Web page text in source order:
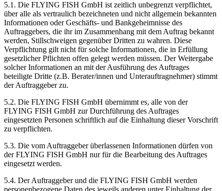
5.1. Die FLYING FISH GmbH ist zeitlich unbegrenzt verpflichtet,
über alle als vertraulich bezeichneten und nicht allgemein bekannten
Informationen oder Geschäfts- und Bankgeheimnisse des
Auftraggebers, die ihr im Zusammenhang mit dem Auftrag bekannt
werden, Stillschweigen gegenüber Dritten zu wahren. Diese
Verpflichtung gilt nicht für solche Informationen, die in Erfüllung
gesetzlicher Pflichten offen gelegt werden müssen. Der Weitergabe
solcher Informationen an mit der Ausführung des Auftrages
beteiligte Dritte (z.B. Berater/innen und Unterauftragnehmer) stimmt
der Auftraggeber zu.
5.2. Die FLYING FISH GmbH übernimmt es, alle von der
FLYING FISH GmbH zur Durchführung des Auftrages
eingesetzten Personen schriftlich auf die Einhaltung dieser Vorschrift
zu verpflichten.
5.3. Die vom Auftraggeber überlassenen Informationen dürfen von
der FLYING FISH GmbH nur für die Bearbeitung des Auftrages
eingesetzt werden.
5.4. Der Auftraggeber und die FLYING FISH GmbH werden